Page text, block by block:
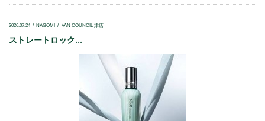
2026.07.24 NAGOMI VAN COUNCIL 津店
ストレートロック...